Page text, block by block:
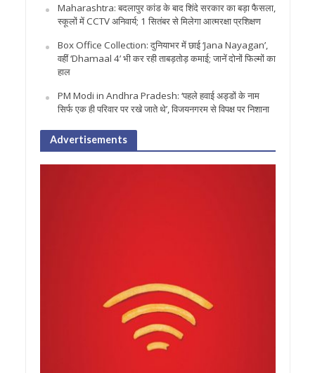
Maharashtra: बदलापुर कांड के बाद शिंदे सरकार का बड़ा फैसला,
स्कूलों में CCTV अनिवार्य; 1 सितंबर से मिलेगा आत्मरक्षा प्रशिक्षण
Box Office Collection: दुनियाभर में छाई ‘Jana Nayagan’,
वहीं ‘Dhamaal 4’ भी कर रही ताबड़तोड़ कमाई; जानें दोनों फिल्मों का
हाल
PM Modi in Andhra Pradesh: ‘पहले हवाई अड्डों के नाम
सिर्फ एक ही परिवार पर रखे जाते थे’, विजयनगरम से विपक्ष पर निशाना
Advertisements